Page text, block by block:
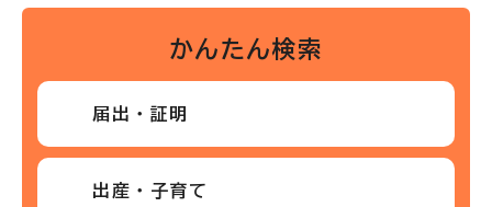
かんたん検索
届出・証明
出産・子育て